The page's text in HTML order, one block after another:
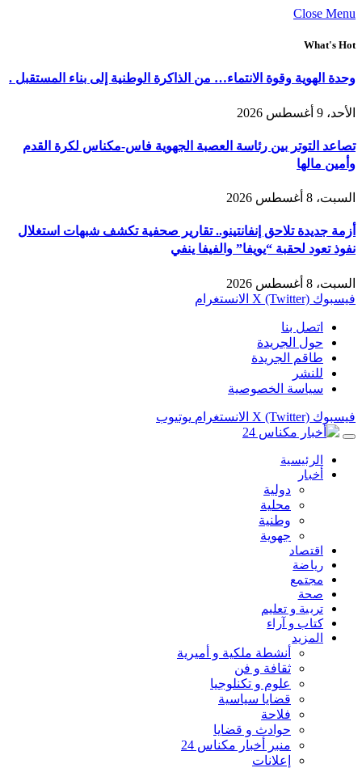
Close Menu
What's Hot
وحدة الهوية وقوة الانتماء… من الذاكرة الوطنية إلى بناء المستقبل .
الأحد، 9 أغسطس 2026
تصاعد التوتر بين رئاسة العصبة الجهوية فاس-مكناس لكرة القدم
وأمين مالها
السبت، 8 أغسطس 2026
أزمة جديدة تلاحق إنفانتينو.. تقارير صحفية تكشف شبهات استغلال
نفوذ تعود لحقبة “يويفا” والفيفا ينفي
السبت، 8 أغسطس 2026
فيسبوك X (Twitter) الانستغرام
اتصل بنا
حول الجريدة
طاقم الجريدة
للنشر
سياسة الخصوصية
فيسبوك X (Twitter) الانستغرام يوتيوب
الرئيسية
أخبار
دولية
محلية
وطنية
جهوية
اقتصاد
رياضة
مجتمع
صحة
تربية و تعليم
كتاب و آراء
المزيد
أنشطة ملكية و أميرية
ثقافة و فن
علوم و تكنلوجيا
قضايا سياسية
فلاحة
حوادث و قضايا
منبر أخبار مكناس 24
إعلانات